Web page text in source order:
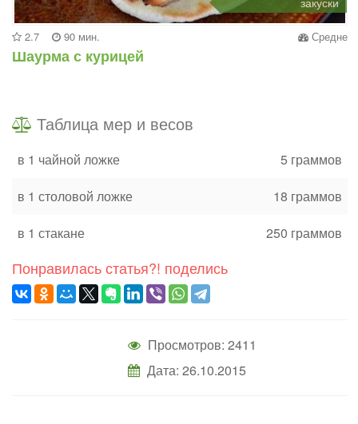
2.7 90 мин. Средне
Шаурма с курицей
Таблица мер и весов
в 1 чайной ложке
5 граммов
в 1 столовой ложке
18 граммов
в 1 стакане
250 граммов
Понравилась статья?! поделись
Просмотров: 2411
Дата: 26.10.2015